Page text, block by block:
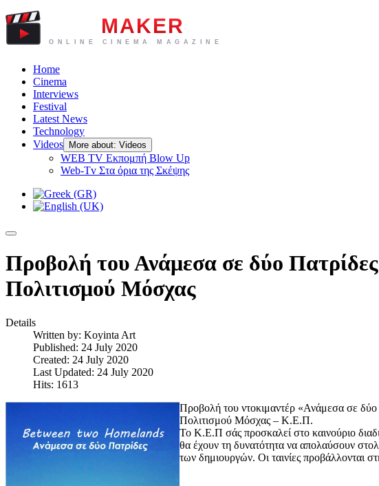
Home
Cinema
Interviews
Festival
Latest News
Technology
Videos
More about: Videos
WEB TV Eκπομπή Blow Up
Web-Tv Στα όρια της Σκέψης
Προβολή του Ανάμεσα σε δύο
Πολιτισμού Μόσχας
Details
Written by: Koyinta Art
Published: 24 July 2020
Created: 24 July 2020
Last Updated: 24 July 2020
Hits: 1613
Προβολή του ντοκιμαντέρ «Ανάμεσα σε
Πολιτισμού Μόσχας – Κ.Ε.Π.
Το Κ.Ε.Π σάς προσκαλεί στο καινούριο
θα έχουν τη δυνατότητα να απολαύσουν
των δημιουργών. Οι ταινίες προβάλλονται